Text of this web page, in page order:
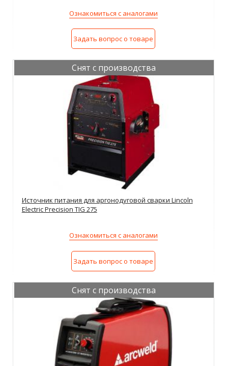
Ознакомиться с аналогами
Задать вопрос о товаре
Снят с производства
Источник питания для аргонодуговой сварки Lincoln
Electric Precision TIG 275
Ознакомиться с аналогами
Задать вопрос о товаре
Снят с производства